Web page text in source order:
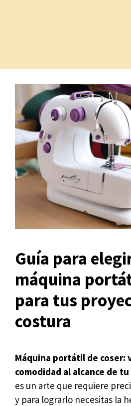
Guía para
máquina
para tus
costura
Máquina portátil de coser:
comodidad al alcance de tu
es un arte que requiere
y para lograrlo necesitas la